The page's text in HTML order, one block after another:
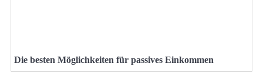
Die besten Möglichkeiten für passives Einkommen